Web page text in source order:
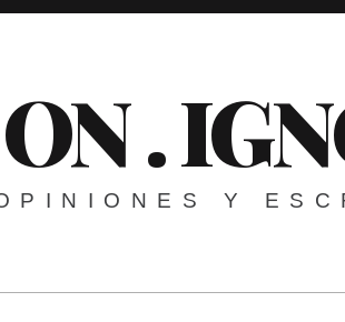
ON .
Y